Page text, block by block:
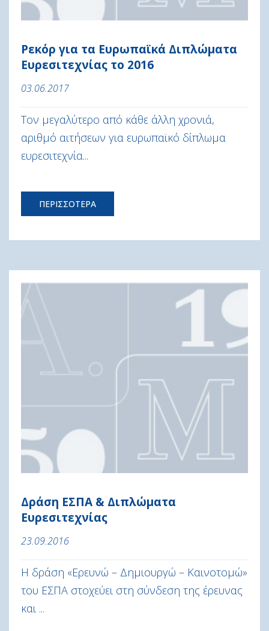
Ρεκόρ για τα Ευρωπαϊκά Διπλώματα
Ευρεσιτεχνίας το 2016
03.06.2017
Τον μεγαλύτερο από κάθε άλλη χρονιά,
αριθμό αιτήσεων για ευρωπαϊκό δίπλωμα
ευρεσιτεχνία...
ΠΕΡΙΣΣΟΤΕΡΑ
Δράση ΕΣΠΑ & Διπλώματα
Ευρεσιτεχνίας
23.09.2016
Η δράση «Ερευνώ – Δημιουργώ – Καινοτομώ»
του ΕΣΠΑ στοχεύει στη σύνδεση της έρευνας
και ...